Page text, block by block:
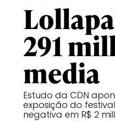
291
media
Estudo da CDN
exposição do
negativa em R$ 2